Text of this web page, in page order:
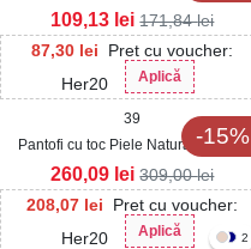
Bordo Daisy3
87,30 lei
Pret cu voucher:
Her20
Aplică
109,13 lei 171,84lei
-15%
39
Pantofi cu toc Piele Naturala Bordo
Mujozi
208,07 lei
Pret cu voucher:
Her20
Aplică
260,09 lei 309,00lei
2